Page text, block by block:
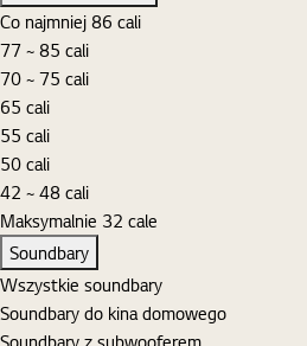
Co najmniej 86 cali
77 ~ 85 cali
70 ~ 75 cali
65 cali
55 cali
50 cali
42 ~ 48 cali
Maksymalnie 32 cale
Soundbary
Wszystkie soundbary
Soundbary do kina domowego
Soundbary z subwooferem